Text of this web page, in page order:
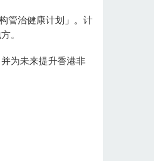
管治健康计划」。计
。
为未来提升香港非